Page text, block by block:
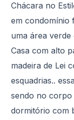
Chácara no
em condomínio
uma área verde
Casa com alto
madeira de Lei
esquadrias..
sendo no corpo
dormitório com